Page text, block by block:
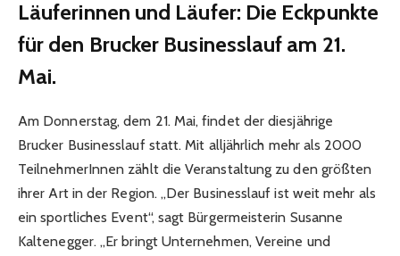
Läuferinnen und Läufer: Die Eckpunkte
für den Brucker Businesslauf am 21.
Mai.
Am Donnerstag, dem 21. Mai, findet der diesjährige
Brucker Businesslauf statt. Mit alljährlich mehr als 2000
TeilnehmerInnen zählt die Veranstaltung zu den größten
ihrer Art in der Region. „Der Businesslauf ist weit mehr als
ein sportliches Event“, sagt Bürgermeisterin Susanne
Kaltenegger. „Er bringt Unternehmen, Vereine und